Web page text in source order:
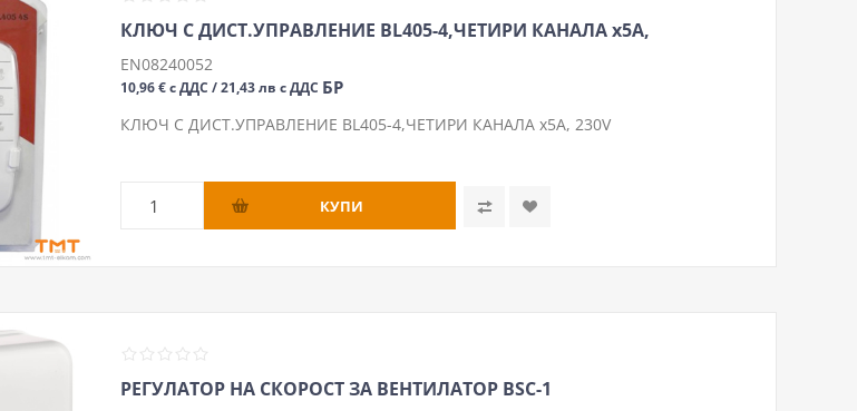
КЛЮЧ С ДИСТ.УПРАВЛЕНИЕ BL405-4,ЧЕТИРИ КАНАЛА х5A,
EN08240052
10,96 € с ДДС / 21,43 лв с ДДС БР
КЛЮЧ С ДИСТ.УПРАВЛЕНИЕ BL405-4,ЧЕТИРИ КАНАЛА х5A, 230V
РЕГУЛАТОР НА СКОРОСТ ЗА ВЕНТИЛАТОР BSC-1